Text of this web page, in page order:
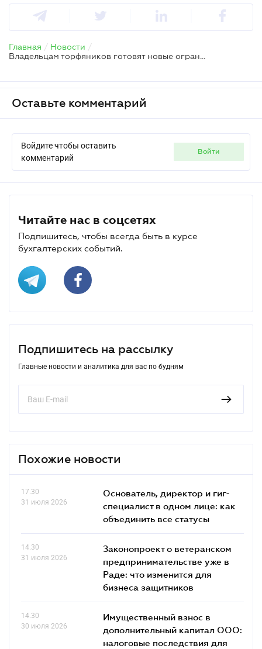
Главная / Новости /
Владельцам торфяников готовят новые ограничения: что изменит постановление КМУ
Оставьте комментарий
Войдите чтобы оставить
комментарий
войти
Читайте нас в соцсетях
Подпишитесь, чтобы всегда быть в курсе
бухгалтерских событий.
Подпишитесь на рассылку
Главные новости и аналитика для вас по будням
Похожие новости
17.30
31 июля 2026
Основатель, директор и гиг-
специалист в одном лице: как
объединить все статусы
14.30
31 июля 2026
Законопроект о ветеранском
предпринимательстве уже в
Раде: что изменится для
бизнеса защитников
14.30
30 июля 2026
Имущественный взнос в
дополнительный капитал ООО:
налоговые последствия для